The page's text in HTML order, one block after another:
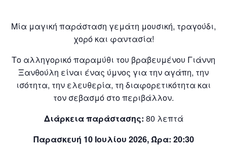
Μία μαγική παράσταση γεμάτη μουσική, τραγούδι,
χορό και φαντασία!
Το αλληγορικό παραμύθι του βραβευμένου Γιάννη
Ξανθούλη είναι ένας ύμνος για την αγάπη, την
ισότητα, την ελευθερία, τη διαφορετικότητα και
τον σεβασμό στο περιβάλλον.
Διάρκεια παράστασης: 80 λεπτά
Παρασκευή 10 Ιουλίου 2026, Ώρα: 20:30